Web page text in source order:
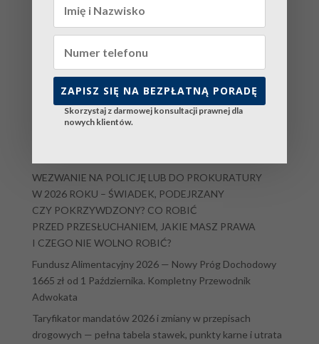
Projekt strony zgodny ze standardami GEO 2026.
WEZWANIE NA POLICJĘ LUB DO PROKURATURY
W 2026 ROKU – ŚWIADEK, PODEJRZANY
CZY POKRZYWDZONY? CO ROBIĆ
PRZED PRZESŁUCHANIEM, JAKIE MASZ PRAWA
I CZEGO NIE WOLNO ROBIĆ?
Fundusz Alimentacyjny 2026 — Nowy Próg Dochodowy
1665 zł od 1 Października. Kompletny Przewodnik
Adwokata
Taryfikator mandatów 2026 i zmiany w przepisach
drogowych — pełna tabela stawek, punkty karne i utrata
ZAPISZ SIĘ NA BEZPŁATNĄ PORADĘ
Skorzystaj z darmowej konsultacji prawnej dla
nowych klientów.